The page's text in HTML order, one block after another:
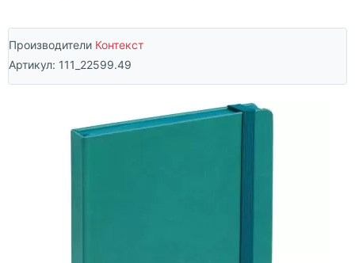
Производители Контекст
Артикул: 111_22599.49